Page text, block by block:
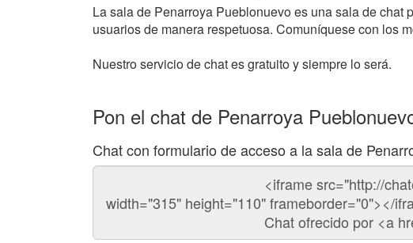
La sala de Penarroya Pueblonuevo es una sala de chat
usuarios de manera respetuosa. Comuníquese con los
Nuestro servicio de chat es gratuito y siempre lo será.
Pon el chat de Penarroya
Chat con formulario de acceso a la sala de
Código
chat